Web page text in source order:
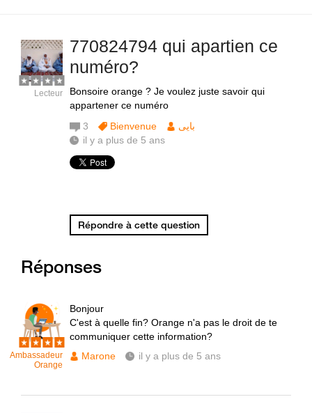
770824794 qui apartien ce
numéro?
Bonsoire orange ? Je voulez juste savoir qui
appartener ce numéro
Lecteur
3 Bienvenue
بايى
il y a plus de 5 ans
Répondre à cette question
Réponses
Ambassadeur
Orange
Bonjour
C'est à quelle fin? Orange n'a pas le droit de te
communiquer cette information?
Marone
il y a plus de 5 ans